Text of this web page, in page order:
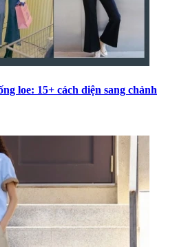
loe: 15+ cách diện sang chảnh